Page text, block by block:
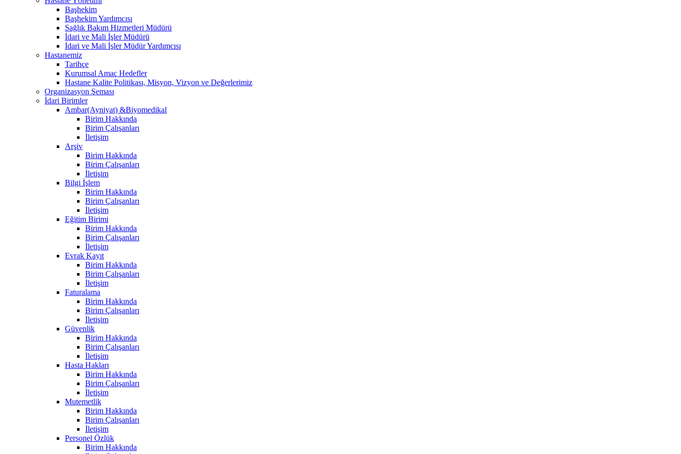
Başhekim
Başhekim Yardımcısı
Sağlık Bakım Hizmetleri Müdürü
İdari ve Mali İşler Müdürü
İdari ve Mali İşler Müdür Yardımcısı
Hastanemiz
Tarihçe
Kurumsal Amaç Hedefler
Hastane Kalite Politikası, Misyon, Vizyon ve Değerlerimiz
Organizasyon Şeması
İdari Birimler
Ambar(Ayniyat) &Biyomedikal
Birim Hakkında
Birim Çalışanları
İletişim
Arşiv
Birim Hakkında
Birim Çalışanları
İletişim
Bilgi İşlem
Birim Hakkında
Birim Çalışanları
İletişim
Eğitim Birimi
Birim Hakkında
Birim Çalışanları
İletişim
Evrak Kayıt
Birim Hakkında
Birim Çalışanları
İletişim
Faturalama
Birim Hakkında
Birim Çalışanları
İletişim
Güvenlik
Birim Hakkında
Birim Çalışanları
İletişim
Hasta Hakları
Birim Hakkında
Birim Çalışanları
İletişim
Mutemetlik
Birim Hakkında
Birim Çalışanları
İletişim
Personel Özlük
Birim Hakkında